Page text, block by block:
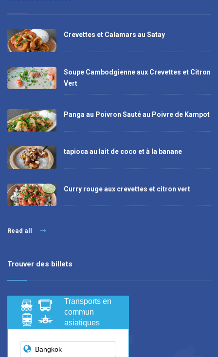
Crevettes et Calamars au Satay
Soupe Cambodgienne aux Crevettes et Citron
Vert
Panga au Poivron Sauté au Poivre de Kampot
tapioca au lait de coco et à la banane
Curry rouge aux crevettes et citron vert
Read all
Trouver des billets
Transports en
commun
asiatiques